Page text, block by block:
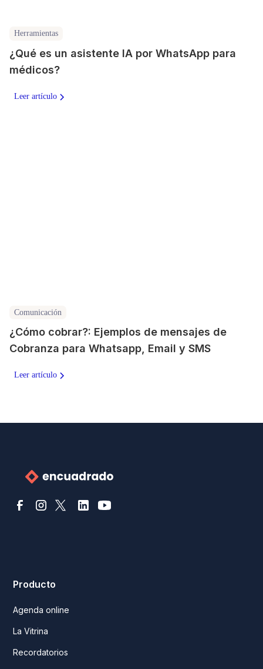
Herramientas
¿Qué es un asistente IA por WhatsApp para
médicos?
Leer artículo
Comunicación
¿Cómo cobrar?: Ejemplos de mensajes de
Cobranza para Whatsapp, Email y SMS
Leer artículo
Producto
Agenda online
La Vitrina
Recordatorios